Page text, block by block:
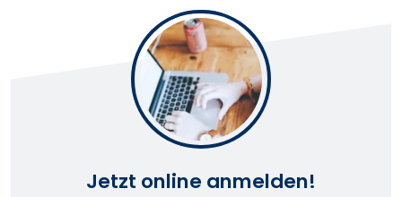
Jetzt online anmelden!